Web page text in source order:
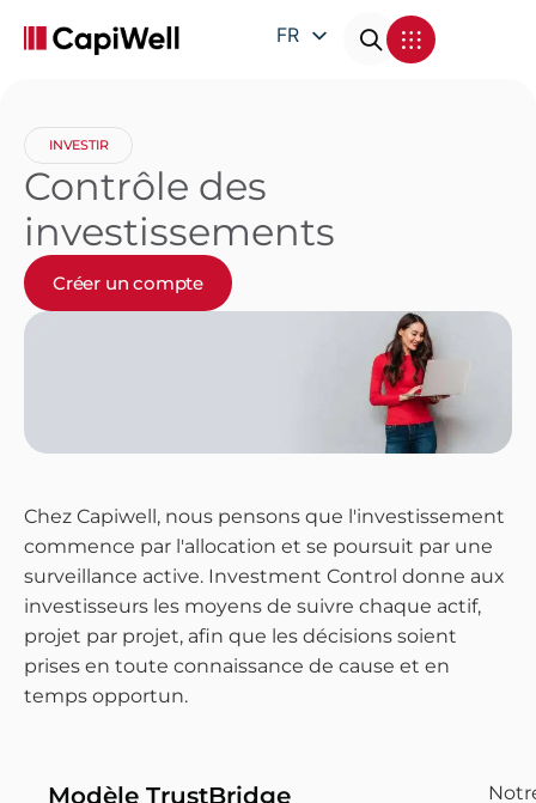
FR
INVESTIR
Contrôle des
investissements
Créer un compte
Chez Capiwell, nous pensons que l'investissement
commence par l'allocation et se poursuit par une
surveillance active. Investment Control donne aux
investisseurs les moyens de suivre chaque actif,
projet par projet, afin que les décisions soient
prises en toute connaissance de cause et en
temps opportun.
Modèle TrustBridge